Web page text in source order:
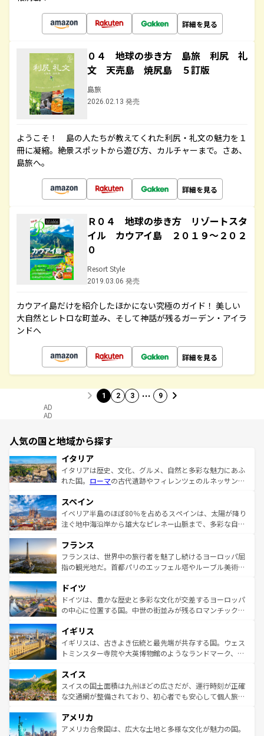
詳細を見る
０４ 地球の歩き方 島旅 利尻 礼
文 天売島 焼尻島 ５訂版
島旅
2026.02.13 発売
ようこそ！ 島の人たちが教えてくれた利尻・礼文の魅力を１
冊に凝縮。絶景スポットから遊び方、カルチャーまで。さあ、
島旅へ。
詳細を見る
Ｒ０４ 地球の歩き方 リゾートスタ
イル カウアイ島 ２０１９～２０２
０
Resort Style
2019.03.06 発売
カウアイ島だけを紹介したほかにない究極のガイド！ 美しい
大自然とレトロな町並み、そして神話が残るガーデン・アイラ
ンドへ
詳細を見る
1 2 3 … 9
AD
AD
人気の国と地域から探す
イタリア
イタリアは歴史、文化、グルメ、自然と多彩な魅力にあふ
れた国。 ローマの古代遺跡やフィレンツェのルネッサンス
ろん、トスカーナの美しい田園風景やアマルフィ海岸の絶
景など、自然景観も見逃せない。観光の合間には、本場の
ピザやパスタなど、絶品のイタリア料理を堪能することも
ませてくれるイタリアで、忘れられない旅をしてみよう！
なお、新着のイタリア情報はコンテンツ一覧 を参照してほ
しい。
スペイン
イベリア半島のほぼ80％を占めるスペインは、太陽が降り
注ぐ地中海沿岸から雄大なピレネー山脈まで、多彩な自然
文化が根付くこの国では、情熱的なフラメンコ、熱気あふ
れる闘牛、そして美味しいタパスが生活の一部となってい
る。首都マドリードの洗練された雰囲気や、バルセロナの
の城塞都市、穏やかなビーチリゾートまで多彩な表情を見
せる。地方によって風土や気候が異なるスペインはその個
性で訪れる人を魅了する。 なお、新着のスペイン情報はコ
フランス
フランスは、世界中の旅行者を魅了し続けるヨーロッパ屈
指の観光地だ。首都パリのエッフェル塔やルーブル美術館
で、幅広い魅力が詰まっている。華麗な宮殿、歴史的な大
聖堂、美しいビーチ、そして豊かな自然が、訪れる者を心
から魅了する。また、フランスは美食の国としても知ら
いる。シャンパンの発祥地であるランス、プロヴァンスの
香り高いラベンダー畑など、多彩な楽しみ方が可能だ。さ
らに、パリ以外の地域にも魅力が溢れており、どの街角に
れる地方に足を運ぶとそれぞれで全く異なる文化を体験で
きるだろう。 なお、新着のフランス情報はコンテンツ一覧
を参照してほしい。
ドイツ
ドイツは、豊かな歴史と多彩な文化が交差するヨーロッパ
の中心に位置する国。中世の街並みが残るロマンチック街
顔を持つこの国は、どこを歩いても飽きることがない。ベ
ルリンの文化的活気、バイエルン州のアルプスの絶景、そ
してライン川沿いのワイン畑といった風景は必見。ビール
は、お酒好きな人にはぜひ体験してほしい。 なお、新着の
ドイツ情報はコンテンツ一覧を参照してほしい。
イギリス
イギリスは、古きよき伝統と最先端が共存する国。ウェス
トミンスター寺院や大英博物館のようなランドマーク、歴
リアごとに異なる魅力がある。また、優雅なアフタヌーン
ティー、ビール好きにはたまらない英国パブ、サッカー観
戦など、本場だからこそできる体験も豊富。イギリスを旅
ンツ一覧を参照してほしい。
スイス
スイスの国土面積は九州ほどの広さだが、運行時刻が正確
な交通網が整備されており、初心者でも安心して個人旅行
の建物がそのまま残る町や、スイスならではのユニークな
博物館もあり、アルプス観光だけでなく町歩きも満喫する
アメリカ
アメリカ合衆国は、広大な土地と多様な文化が魅力の国。